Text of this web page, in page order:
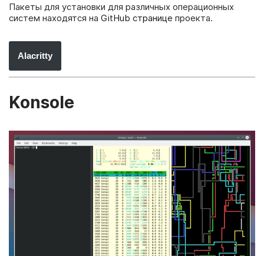
Пакеты для установки для различных операционных
систем находятся на GitHub странице проекта.
Alacritty
Konsole